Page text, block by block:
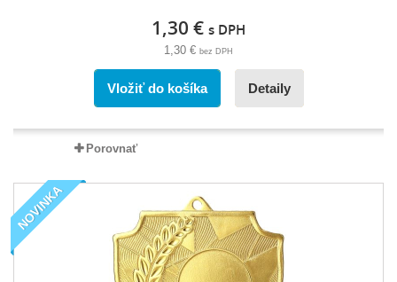
1,30 € s DPH
1,30 € bez DPH
Vložiť do košíka Detaily
Porovnať
NOVINKA